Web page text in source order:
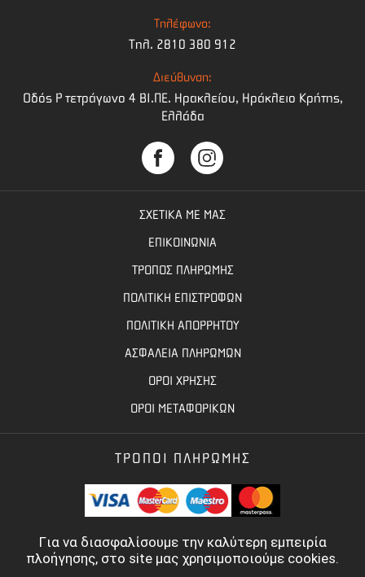
Για να διασφαλίσουμε την καλύτερη εμπειρία
πλοήγησης, στο site μας χρησιμοποιούμε cookies.
Τηλέφωνο:
Τηλ. 2810 380 912
Διεύθυνση:
Οδός Ρ τετράγωνο 4 BI.ΠΕ. Ηρακλείου, Ηράκλειο Κρήτης,
Ελλάδα
ΣΧΕΤΙΚΑ ΜΕ ΜΑΣ
ΕΠΙΚΟΙΝΩΝΙΑ
ΤΡΟΠΟΣ ΠΛΗΡΩΜΗΣ
ΠΟΛΙΤΙΚΗ ΕΠΙΣΤΡΟΦΩΝ
ΠΟΛΙΤΙΚΗ ΑΠΟΡΡΗΤΟΥ
ΑΣΦΑΛΕΙΑ ΠΛΗΡΩΜΩΝ
ΟΡΟΙ ΧΡΗΣΗΣ
ΟΡΟΙ ΜΕΤΑΦΟΡΙΚΩΝ
ΤΡΟΠΟΙ ΠΛΗΡΩΜΗΣ